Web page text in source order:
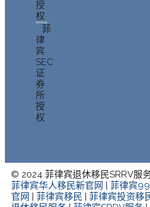
授
权
菲
律
宾
SEC
证
券
所
授
权
© 2024 菲律宾退休移民SRRV服
菲律宾华人移民新官网
菲律宾
官网
菲律宾移民 菲律宾投资移